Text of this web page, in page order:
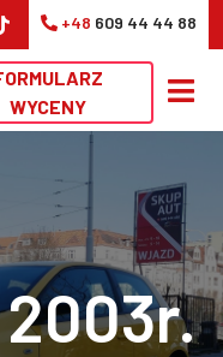
+48 609 44 44 88
WYCENY